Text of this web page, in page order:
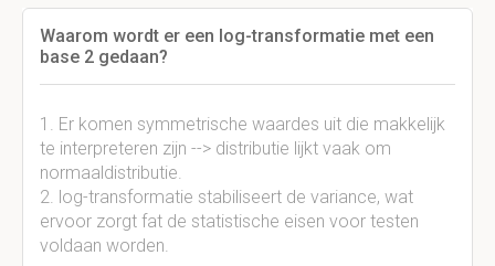
Waarom wordt er een log-transformatie met een
base 2 gedaan?
1. Er komen symmetrische waardes uit die makkelijk
te interpreteren zijn --> distributie lijkt vaak om
normaaldistributie.
2. log-transformatie stabiliseert de variance, wat
ervoor zorgt fat de statistische eisen voor testen
voldaan worden.